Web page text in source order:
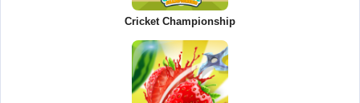
Cricket Championship